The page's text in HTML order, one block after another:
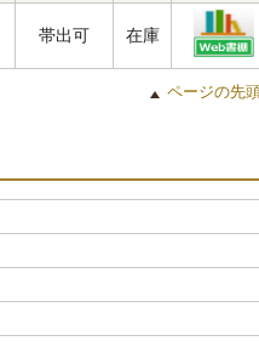
帯出可 在庫
ページの先